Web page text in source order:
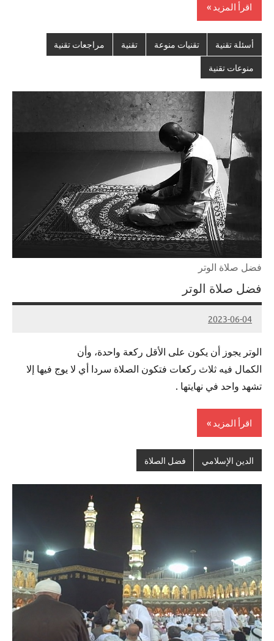
اقرأ المزيد
أسئلة تقنية تقنيات منوعة تقنية مراجعات تقنية
منوعات تقنية
فضل صلاة الوتر
فضل صلاة الوتر
2023-06-04
Admin
الوتر يجوز أن يكون على الأقل ركعة واحدة، وأن
الكمال فيه ثلاث ركعات فتكون الصلاة سردا أي لا يوج فيها إلا
تشهد واحد في نهايتها .
اقرأ المزيد
الدين الإسلامي فضل الصلاة